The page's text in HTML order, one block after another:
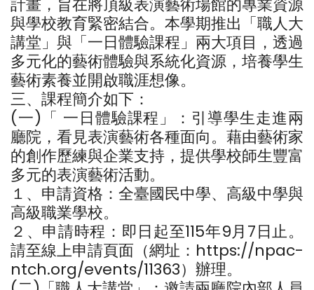
計畫，旨在將頂級表演藝術場館的專業資源
與學校教育緊密結合。本學期推出「職人大
講堂」與「一日體驗課程」兩大項目，透過
多元化的藝術體驗與系統化資源，培養學生
藝術素養並開啟職涯想像。
三、課程簡介如下：
(一)「 一日體驗課程」：引導學生走進兩
廳院，看見表演藝術各種面向。藉由藝術家
的創作歷練與企業支持，提供學校師生豐富
多元的表演藝術活動。
１、申請資格：全臺國民中學、高級中學與
高級職業學校。
２、申請時程：即日起至115年9月7日止。
請至線上申請頁面（網址：https://npac-
ntch.org/events/11363）辦理。